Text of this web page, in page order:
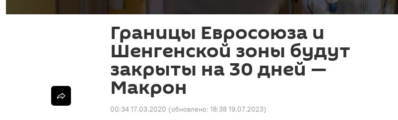
Границы Евросоюза и
Шенгенской зоны будут
закрыты на 30 дней —
Макрон
00:34 17.03.2020 (обновлено: 18:38 19.07.2023)